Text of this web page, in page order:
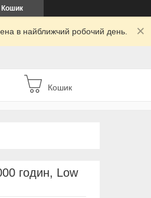
Кошик
в найближчий робочий день.
Кошик
годин, Low